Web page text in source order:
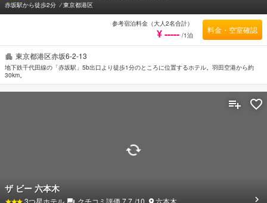
東京都港区赤坂6-2-13
地下鉄千代田線の「赤坂駅」5b出口より徒歩1分のところに位置するホテル。羽田空港から約
30km。
赤坂駅から徒歩2分 ⁄東京都港区
参考宿泊料金（大人2名合計）
¥ ----- /1泊
料金・空室確認
ザ ビー 六本木
3つ星ホテル クチコミ評価 7.7 /10 六本木